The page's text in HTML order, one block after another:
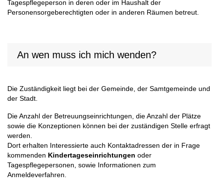
Tagespflegeperson in deren oder im Haushalt der
Personensorgeberechtigten oder in anderen Räumen betreut.
An wen muss ich mich wenden?
Die Zuständigkeit liegt bei der Gemeinde, der Samtgemeinde und
der Stadt.
Die Anzahl der Betreuungseinrichtungen, die Anzahl der Plätze
sowie die Konzeptionen können bei der zuständigen Stelle erfragt
werden.
Dort erhalten Interessierte auch Kontaktadressen der in Frage
kommenden Kindertageseinrichtungen oder
Tagespflegepersonen, sowie Informationen zum
Anmeldeverfahren.